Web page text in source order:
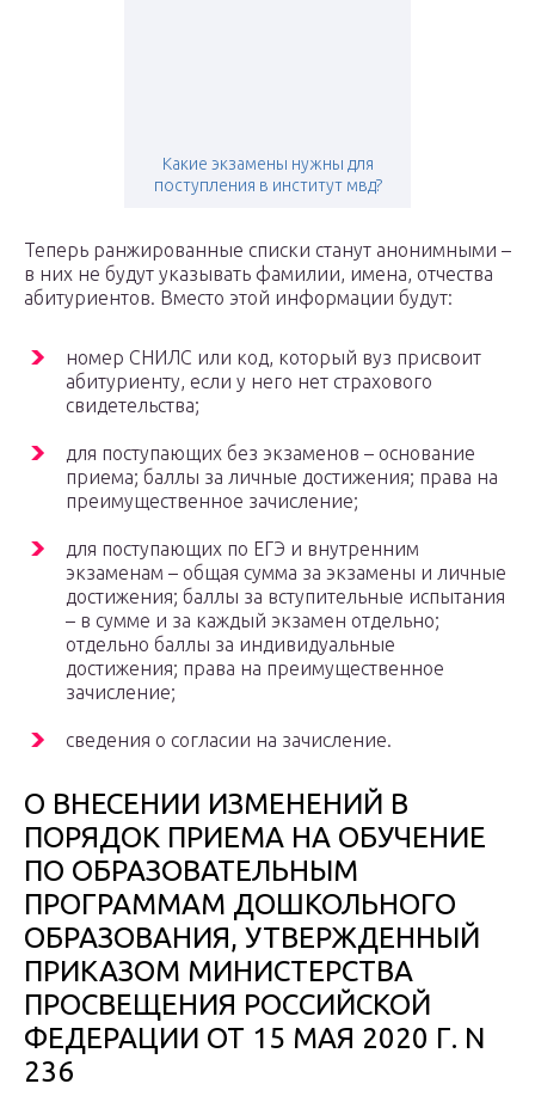
Какие экзамены нужны для
поступления в институт мвд?
Теперь ранжированные списки станут анонимными –
в них не будут указывать фамилии, имена, отчества
абитуриентов. Вместо этой информации будут:
номер СНИЛС или код, который вуз присвоит
абитуриенту, если у него нет страхового
свидетельства;
для поступающих без экзаменов – основание
приема; баллы за личные достижения; права на
преимущественное зачисление;
для поступающих по ЕГЭ и внутренним
экзаменам – общая сумма за экзамены и личные
достижения; баллы за вступительные испытания
– в сумме и за каждый экзамен отдельно;
отдельно баллы за индивидуальные
достижения; права на преимущественное
зачисление;
сведения о согласии на зачисление.
О ВНЕСЕНИИ ИЗМЕНЕНИЙ В
ПОРЯДОК ПРИЕМА НА ОБУЧЕНИЕ
ПО ОБРАЗОВАТЕЛЬНЫМ
ПРОГРАММАМ ДОШКОЛЬНОГО
ОБРАЗОВАНИЯ, УТВЕРЖДЕННЫЙ
ПРИКАЗОМ МИНИСТЕРСТВА
ПРОСВЕЩЕНИЯ РОССИЙСКОЙ
ФЕДЕРАЦИИ ОТ 15 МАЯ 2020 Г. N
236